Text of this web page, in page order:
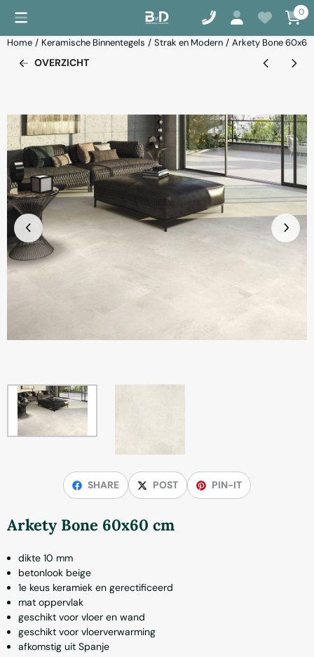
0
Home / Keramische Binnentegels / Strak en Modern / Arkety Bone
OVERZICHT
SHARE POST PIN-IT
Arkety Bone 60x60 cm
dikte 10 mm
betonlook beige
1e keus keramiek en gerectificeerd
mat oppervlak
geschikt voor vloer en wand
geschikt voor vloerverwarming
afkomstig uit Spanje